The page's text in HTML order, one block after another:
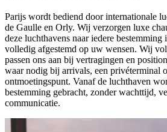
Parijs wordt bediend door internationale
de Gaulle en Orly. Wij verzorgen luxe
deze luchthavens naar iedere bestemming
volledig afgestemd op uw wensen. Wij
passen ons aan bij vertragingen en
waar nodig bij arrivals, een privéterminal
ontmoetingspunt. Vanaf de luchthaven
bestemming gebracht, zonder wachttijd,
communicatie.